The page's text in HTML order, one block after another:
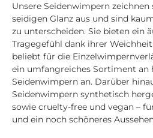
Unsere Seidenwimpern
seidigen Glanz aus und sind
zu unterscheiden. Sie bieten ein
Tragegefühl dank ihrer
beliebt für die
ein umfangreiches Sortiment an
Seidenwimpern an. Darüber
Seidenwimpern synthetisch
sowie cruelty-free und vegan –
und ein noch schöneres